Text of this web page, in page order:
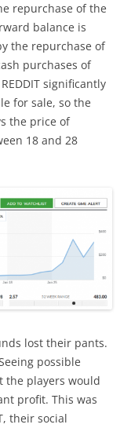
repurchase of the
balance is
the repurchase of
purchases of
significantly
for sale, so the
the price of
18 and 28
lost their pants.
possible
the players would
profit. This was
their social